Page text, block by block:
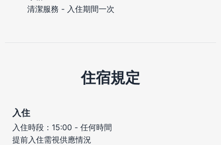
清潔服務 - 入住期間一次
住宿規定
入住
入住時段：15:00 - 任何時間
提前入住需視供應情況